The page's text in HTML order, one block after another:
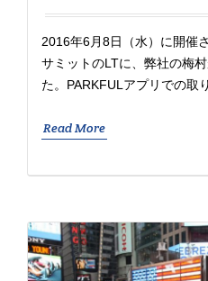
2016年6月8日（水）に開催
サミットのLTに、弊社の梅
た。PARKFULアプリでの取り
Read More